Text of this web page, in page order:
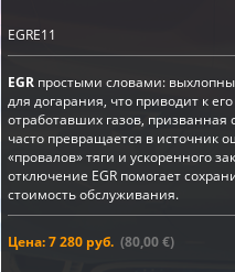
EGRE11
EGR простыми словами:
для догарания, что приводит к
отработавших газов,
часто превращается в источник
«провалов» тяги и ускоренного
отключение EGR помогает
стоимость обслуживания.
Цена: 7 280 руб. (80,00 €)